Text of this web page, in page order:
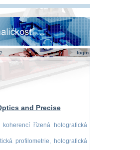
login
and Precise
řízená holografická
profilometrie, holografická